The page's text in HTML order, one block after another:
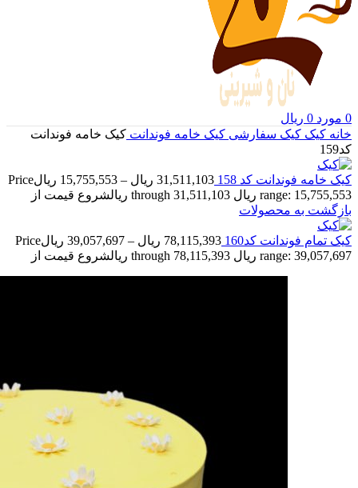
0 مورد 0 ریال
خانه کیک کیک سفارشی کیک خامه فوندانت کیک خامه فوندانت
کد159
کیک خامه فوندانت کد 158 31,511,103 ریال –
15,755,553 ریالPrice
range: 15,755,553 ریال through 31,511,103 ریال
شروع قیمت از
بازگشت به محصولات
کیک تمام فوندانت کد160 78,115,393 ریال –
39,057,697 ریالPrice
range: 39,057,697 ریال through 78,115,393 ریال
شروع قیمت از